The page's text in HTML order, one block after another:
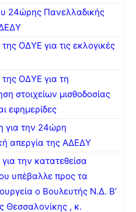
24ώρης Πανελλαδικής
ΟΔΥΕ για τις εκλογικές
της ΟΔΥΕ για τη
στοιχείων μισθοδοσίας
εφημερίδες
για την 24ώρη
απεργία της ΑΔΕΔΥ
την κατατεθείσα
υπέβαλλε προς τα
ο Βουλευτής Ν.Δ. Β’
Θεσσαλονίκης , κ.